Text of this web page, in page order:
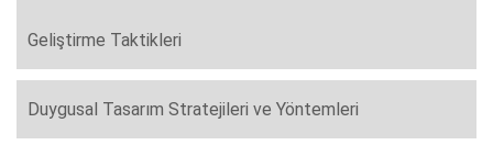
Geliştirme Taktikleri
Duygusal Tasarım Stratejileri ve Yöntemleri